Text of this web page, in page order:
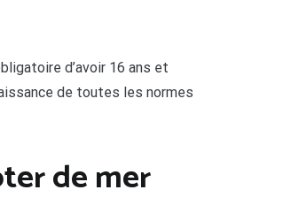
d’avoir 16 ans et
de toutes les normes
de mer